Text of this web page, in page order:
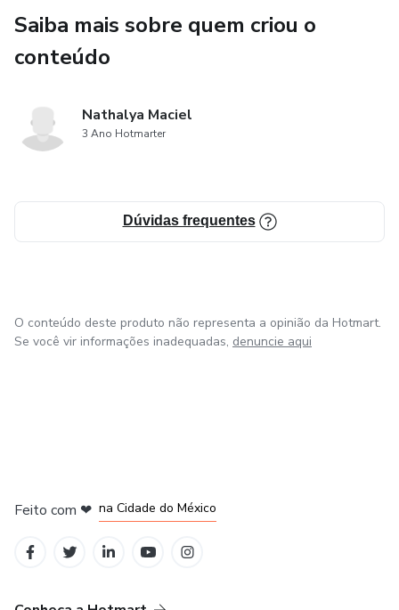
Saiba mais sobre quem criou o
conteúdo
Nathalya Maciel
3 Ano Hotmarter
Dúvidas frequentes
O conteúdo deste produto não representa a opinião da Hotmart.
Se você vir informações inadequadas, denuncie aqui
Feito com ❤ na Cidade do México